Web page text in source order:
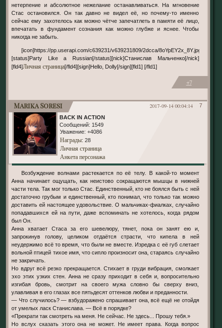
нетерпение и абсолютное нежелание останавливаться. На мгновение
Стас остановился. Он так давно не видел её, но почему-то именно
сейчас ему захотелось как можно чётче запечатлеть в памяти её лицо,
впечатать в фундамент сознания как можно глубже и яснее. Чтобы
никогда не забыть.
[icon]https://pp.userapi.com/c639231/v639231809/2dcca/8oYpEY2x_8Y.jpg[/icon]
[status]Party Like a Russian[/status][nick]Станислав Мальченко[/nick]
[fld4]Личная страница[/fld4][sign]Hello, Dolly[/sign][fld1] [/fld1]
+7
7
2017-09-14 00:04:14
Marika Soresi
BACK IN ACTION
Сообщений: 1549
Уважение: +4086
Награды: 28
Личная страница
Анкета персонажа
Возбуждение волнами растекается по её телу. В какой-то момент
Анна начинает ощущать, как неистово сокращаются мышцы в нижней
части тела. Так мог только Стас. Единственный, кто не боялся быть с ней
достаточно грубым и единственный, кто понимал, что только так можно
доставить ей настоящее удовольствие. О мальчиках-фиалках, случайно
попадавшихся ей на пути, даже вспоминать не хотелось, когда рядом
был Он.
Анна хватает Стаса за его шевелюру, тянет, пока он занят ею и,
запрокинув голову, целиком отдаётся страсти, что кипела в ней
неудержимо всё то время, что были не вместе. Изредка с её губ слетает
вольной птицей тихое имя, что сипло произносит она, стараясь случайно
не закричать.
Но вдруг всё резко прекращается. Стихает в груди вибрация, смолкает
эхо этих узких стен. Анна не сразу приходит в себя и, вопросительно
изгибая бровь, смотрит на своего мужа словно бы сверху вниз,
улавливая в его глазах все пятьдесят оттенков любви и преданности.
— Что случилось? — взбудоражено спрашивает она, всё ещё не отойдя
от умелых ласк Станислава. — Всё в порядке?
«Прекрати так смотреть на меня. Не сейчас. Не здесь... Прошу тебя.»
Но вслух сказать этого она не может. Не имеет права. Когда вопрос